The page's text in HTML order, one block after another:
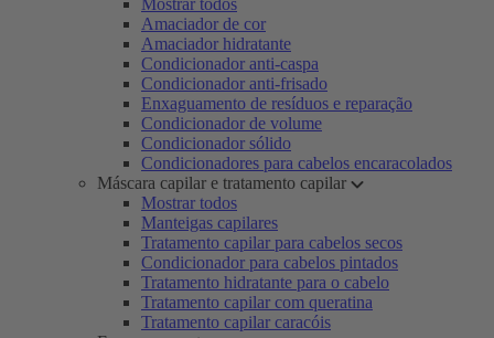
Mostrar todos
Amaciador de cor
Amaciador hidratante
Condicionador anti-caspa
Condicionador anti-frisado
Enxaguamento de resíduos e reparação
Condicionador de volume
Condicionador sólido
Condicionadores para cabelos encaracolados
Máscara capilar e tratamento capilar
Mostrar todos
Manteigas capilares
Tratamento capilar para cabelos secos
Condicionador para cabelos pintados
Tratamento hidratante para o cabelo
Tratamento capilar com queratina
Tratamento capilar caracóis